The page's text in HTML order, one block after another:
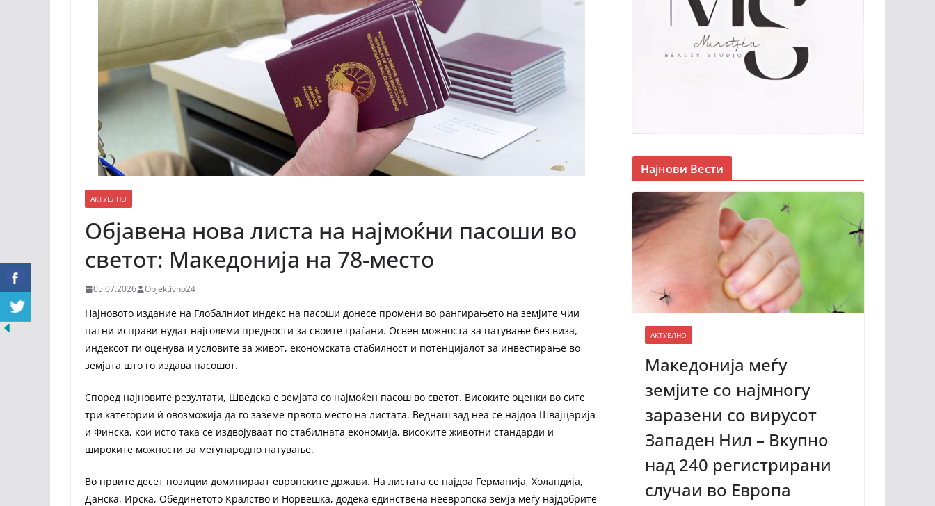
АКТУЕЛНО
Објавена нова листа на најмоќни пасоши во
светот: Македонија на 78-место
05.07.2026 Objektivno24
Најновото издание на Глобалниот индекс на пасоши донесе промени во рангирањето на земјите чии
патни исправи нудат најголеми предности за своите граѓани. Освен можноста за патување без виза,
индексот ги оценува и условите за живот, економската стабилност и потенцијалот за инвестирање во
земјата што го издава пасошот.
Според најновите резултати, Шведска е земјата со најмоќен пасош во светот. Високите оценки во сите
три категории ѝ овозможија да го заземе првото место на листата. Веднаш зад неа се најдоа Швајцарија
и Финска, кои исто така се издвојуваат по стабилната економија, високите животни стандарди и
широките можности за меѓународно патување.
Во првите десет позиции доминираат европските држави. На листата се најдоа Германија, Холандија,
Данска, Ирска, Обединетото Кралство и Норвешка, додека единствена неевропска земја меѓу најдобрите
Најнови Вести
АКТУЕЛНО
Македонија меѓу
земјите со најмногу
заразени со вирусот
Западен Нил – Вкупно
над 240 регистрирани
случаи во Европа